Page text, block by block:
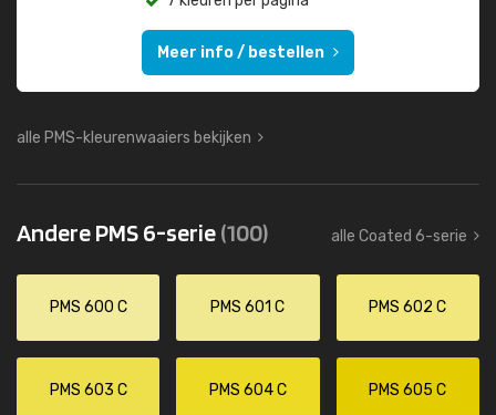
Meer info / bestellen
alle PMS-kleurenwaaiers bekijken
Andere PMS 6-serie(100) alle Coated 6-serie
PMS 600 C PMS 601 C PMS 602 C
PMS 603 C PMS 604 C PMS 605 C